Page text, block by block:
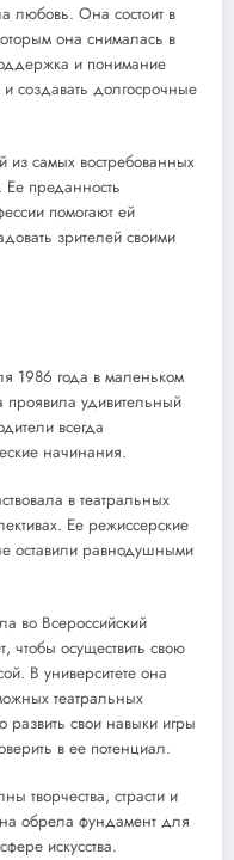
Она состоит в
она снималась в
и понимание
и создавать долгосрочные
самых востребованных
Ее преданность
помогают ей
зрителей своими
1986 года в маленьком
проявила удивительный
всегда
начинания.
в театральных
Ее режиссерские
оставили равнодушными
во Всероссийский
чтобы осуществить свою
В университете она
театральных
развить свои навыки игры
в ее потенциал.
творчества, страсти и
обрела фундамент для
искусства.